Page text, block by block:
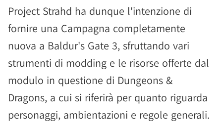
Project Strahd ha dunque l'intenzione di
fornire una Campagna completamente
nuova a Baldur's Gate 3, sfruttando vari
strumenti di modding e le risorse offerte dal
modulo in questione di Dungeons &
Dragons, a cui si riferirà per quanto riguarda
personaggi, ambientazioni e regole generali.